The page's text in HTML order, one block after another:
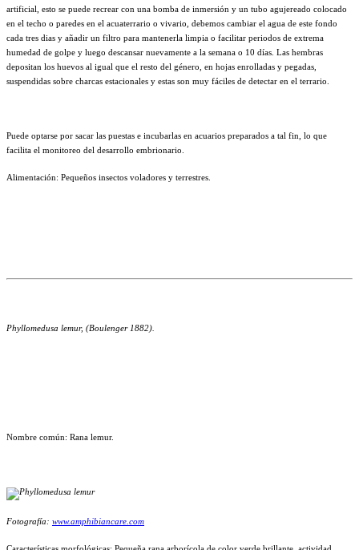
artificial, esto se puede recrear con una bomba de inmersión y un tubo agujereado colocado
en el techo o paredes en el acuaterrario o vivario, debemos cambiar el agua de este fondo
cada tres dias y añadir un filtro para mantenerla limpia o facilitar periodos de extrema
humedad de golpe y luego descansar nuevamente a la semana o 10 días. Las hembras
depositan los huevos al igual que el resto del género, en hojas enrolladas y pegadas,
suspendidas sobre charcas estacionales y estas son muy fáciles de detectar en el terrario.
Puede optarse por sacar las puestas e incubarlas en acuarios preparados a tal fin, lo que
facilita el monitoreo del desarrollo embrionario.
Alimentación: Pequeños insectos voladores y terrestres.
Phyllomedusa lemur, (Boulenger 1882).
Nombre común: Rana lemur.
Fotografía: www.amphibiancare.com